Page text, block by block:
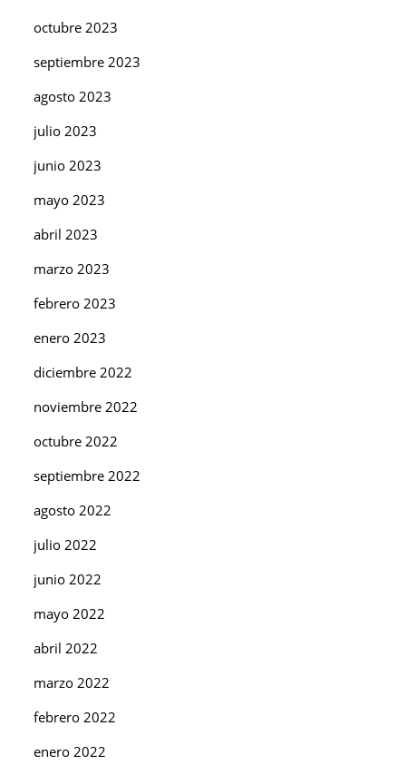
octubre 2023
septiembre 2023
agosto 2023
julio 2023
junio 2023
mayo 2023
abril 2023
marzo 2023
febrero 2023
enero 2023
diciembre 2022
noviembre 2022
octubre 2022
septiembre 2022
agosto 2022
julio 2022
junio 2022
mayo 2022
abril 2022
marzo 2022
febrero 2022
enero 2022